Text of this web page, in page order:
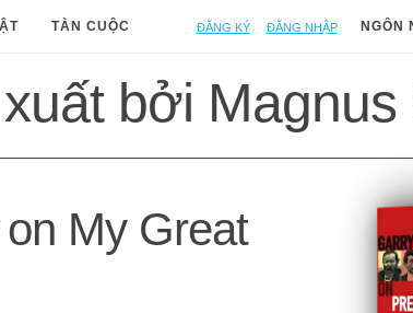
TÀN CUỘC Đăng ký Đăng nhập NGÔN
bởi Magnus
My Great